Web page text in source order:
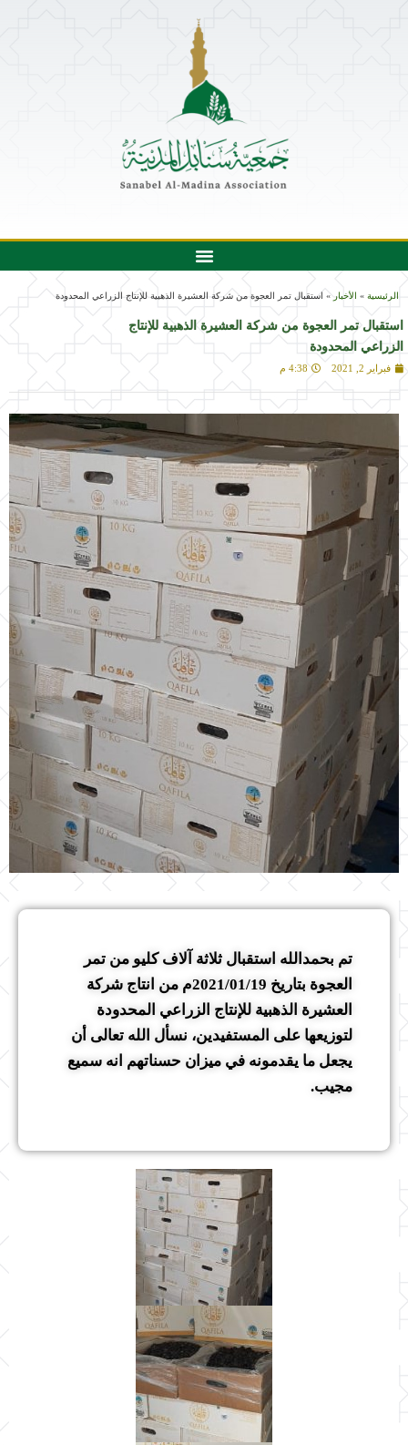
الرئيسية» الأخبار » استقبال تمر العجوة من شركة العشيرة الذهبية للإنتاج الزراعي المحدودة
استقبال تمر العجوة من شركة العشيرة الذهبية للإنتاج
الزراعي المحدودة
فبراير 2, 2021 4:38 م
تم بحمدالله استقبال ثلاثة آلاف كليو من تمر
العجوة بتاريخ 2021/01/19م من انتاج شركة
العشيرة الذهبية للإنتاج الزراعي المحدودة
لتوزيعها على المستفيدين، نسأل الله تعالى أن
يجعل ما يقدمونه في ميزان حسناتهم انه سميع
مجيب.